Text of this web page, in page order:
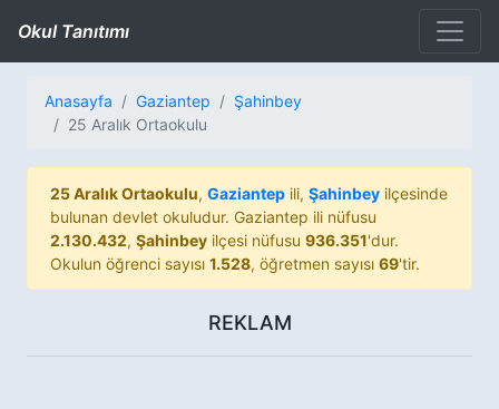
Okul Tanıtımı
Anasayfa Gaziantep
Şahinbey
25 Aralık Ortaokulu
25 Aralık Ortaokulu, Gaziantep ili, Şahinbey ilçesinde
bulunan devlet okuludur. Gaziantep ili nüfusu
2.130.432, Şahinbey ilçesi nüfusu 936.351'dur.
Okulun öğrenci sayısı 1.528, öğretmen sayısı 69'tir.
REKLAM